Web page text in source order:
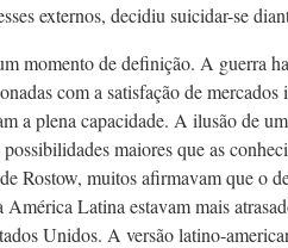
externos, decidiu suicidar-se
momento de definição. A guerra
com a satisfação de
a plena capacidade. A ilusão de
maiores que as
Rostow, muitos afirmavam que o
América Latina estavam mais
Unidos. A versão latino-